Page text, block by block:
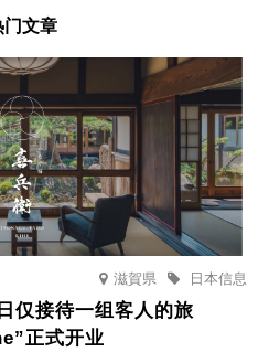
门文章
滋賀県 日本信息
仅接待一组客人的旅
正式开业